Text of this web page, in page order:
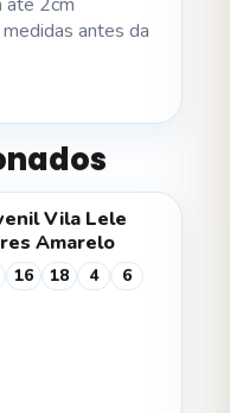
antes da
Vila Lele
Amarelo
16 18 4
6